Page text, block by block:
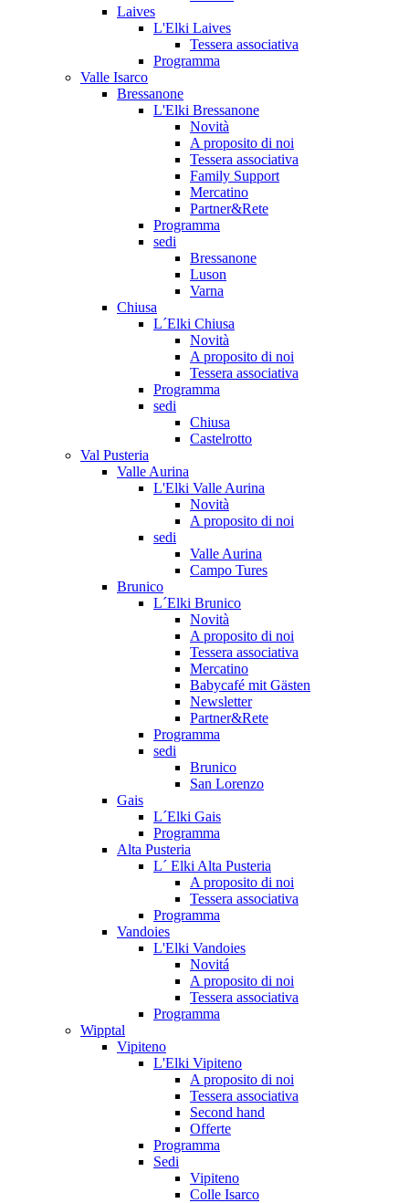
Laives
L'Elki Laives
Tessera associativa
Programma
Valle Isarco
Bressanone
L'Elki Bressanone
Novità
A proposito di noi
Tessera associativa
Family Support
Mercatino
Partner&Rete
Programma
sedi
Bressanone
Luson
Varna
Chiusa
L´Elki Chiusa
Novità
A proposito di noi
Tessera associativa
Programma
sedi
Chiusa
Castelrotto
Val Pusteria
Valle Aurina
L'Elki Valle Aurina
Novità
A proposito di noi
sedi
Valle Aurina
Campo Tures
Brunico
L´Elki Brunico
Novità
A proposito di noi
Tessera associativa
Mercatino
Babycafé mit Gästen
Newsletter
Partner&Rete
Programma
sedi
Brunico
San Lorenzo
Gais
L´Elki Gais
Programma
Alta Pusteria
L´ Elki Alta Pusteria
A proposito di noi
Tessera associativa
Programma
Vandoies
L'Elki Vandoies
Novitá
A proposito di noi
Tessera associativa
Programma
Wipptal
Vipiteno
L'Elki Vipiteno
A proposito di noi
Tessera associativa
Second hand
Offerte
Programma
Sedi
Vipiteno
Colle Isarco